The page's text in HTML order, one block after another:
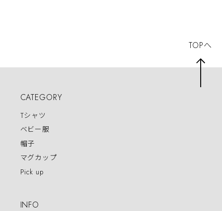
CATEGORY
Tシャツ
ベビー服
帽子
マグカップ
Pick up
INFO
TOPへ